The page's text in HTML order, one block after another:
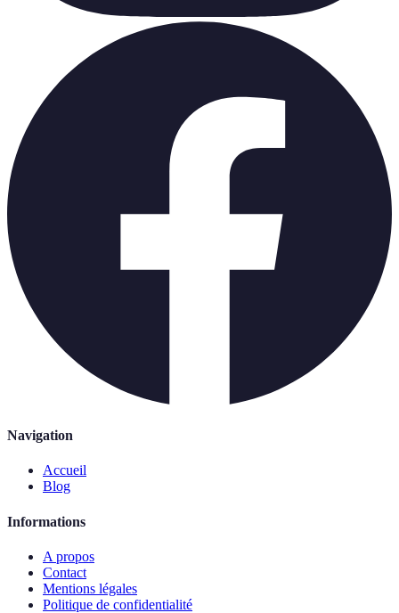
Navigation
Accueil
Blog
Informations
A propos
Contact
Mentions légales
Politique de confidentialité